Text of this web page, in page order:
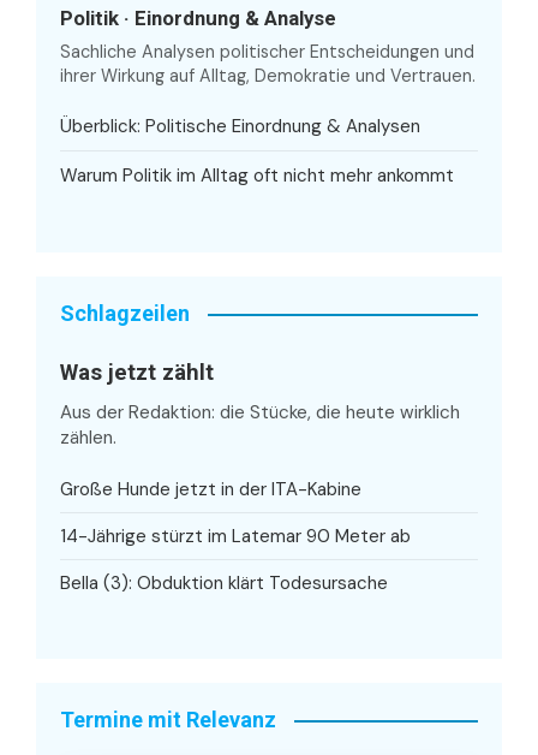
Politik · Einordnung & Analyse
Sachliche Analysen politischer Entscheidungen und
ihrer Wirkung auf Alltag, Demokratie und Vertrauen.
Überblick: Politische Einordnung & Analysen
Warum Politik im Alltag oft nicht mehr ankommt
Schlagzeilen
Was jetzt zählt
Aus der Redaktion: die Stücke, die heute wirklich
zählen.
Große Hunde jetzt in der ITA-Kabine
14-Jährige stürzt im Latemar 90 Meter ab
Bella (3): Obduktion klärt Todesursache
Termine mit Relevanz